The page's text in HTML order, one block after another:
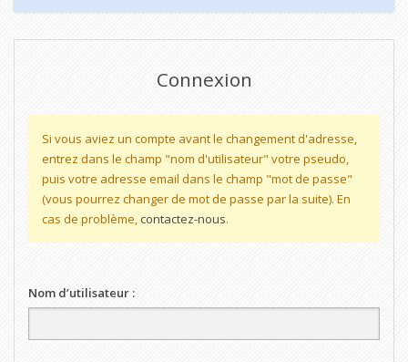
Connexion
Si vous aviez un compte avant le changement d'adresse,
entrez dans le champ "nom d'utilisateur" votre pseudo,
puis votre adresse email dans le champ "mot de passe"
(vous pourrez changer de mot de passe par la suite). En
cas de problème, contactez-nous.
Nom d’utilisateur :